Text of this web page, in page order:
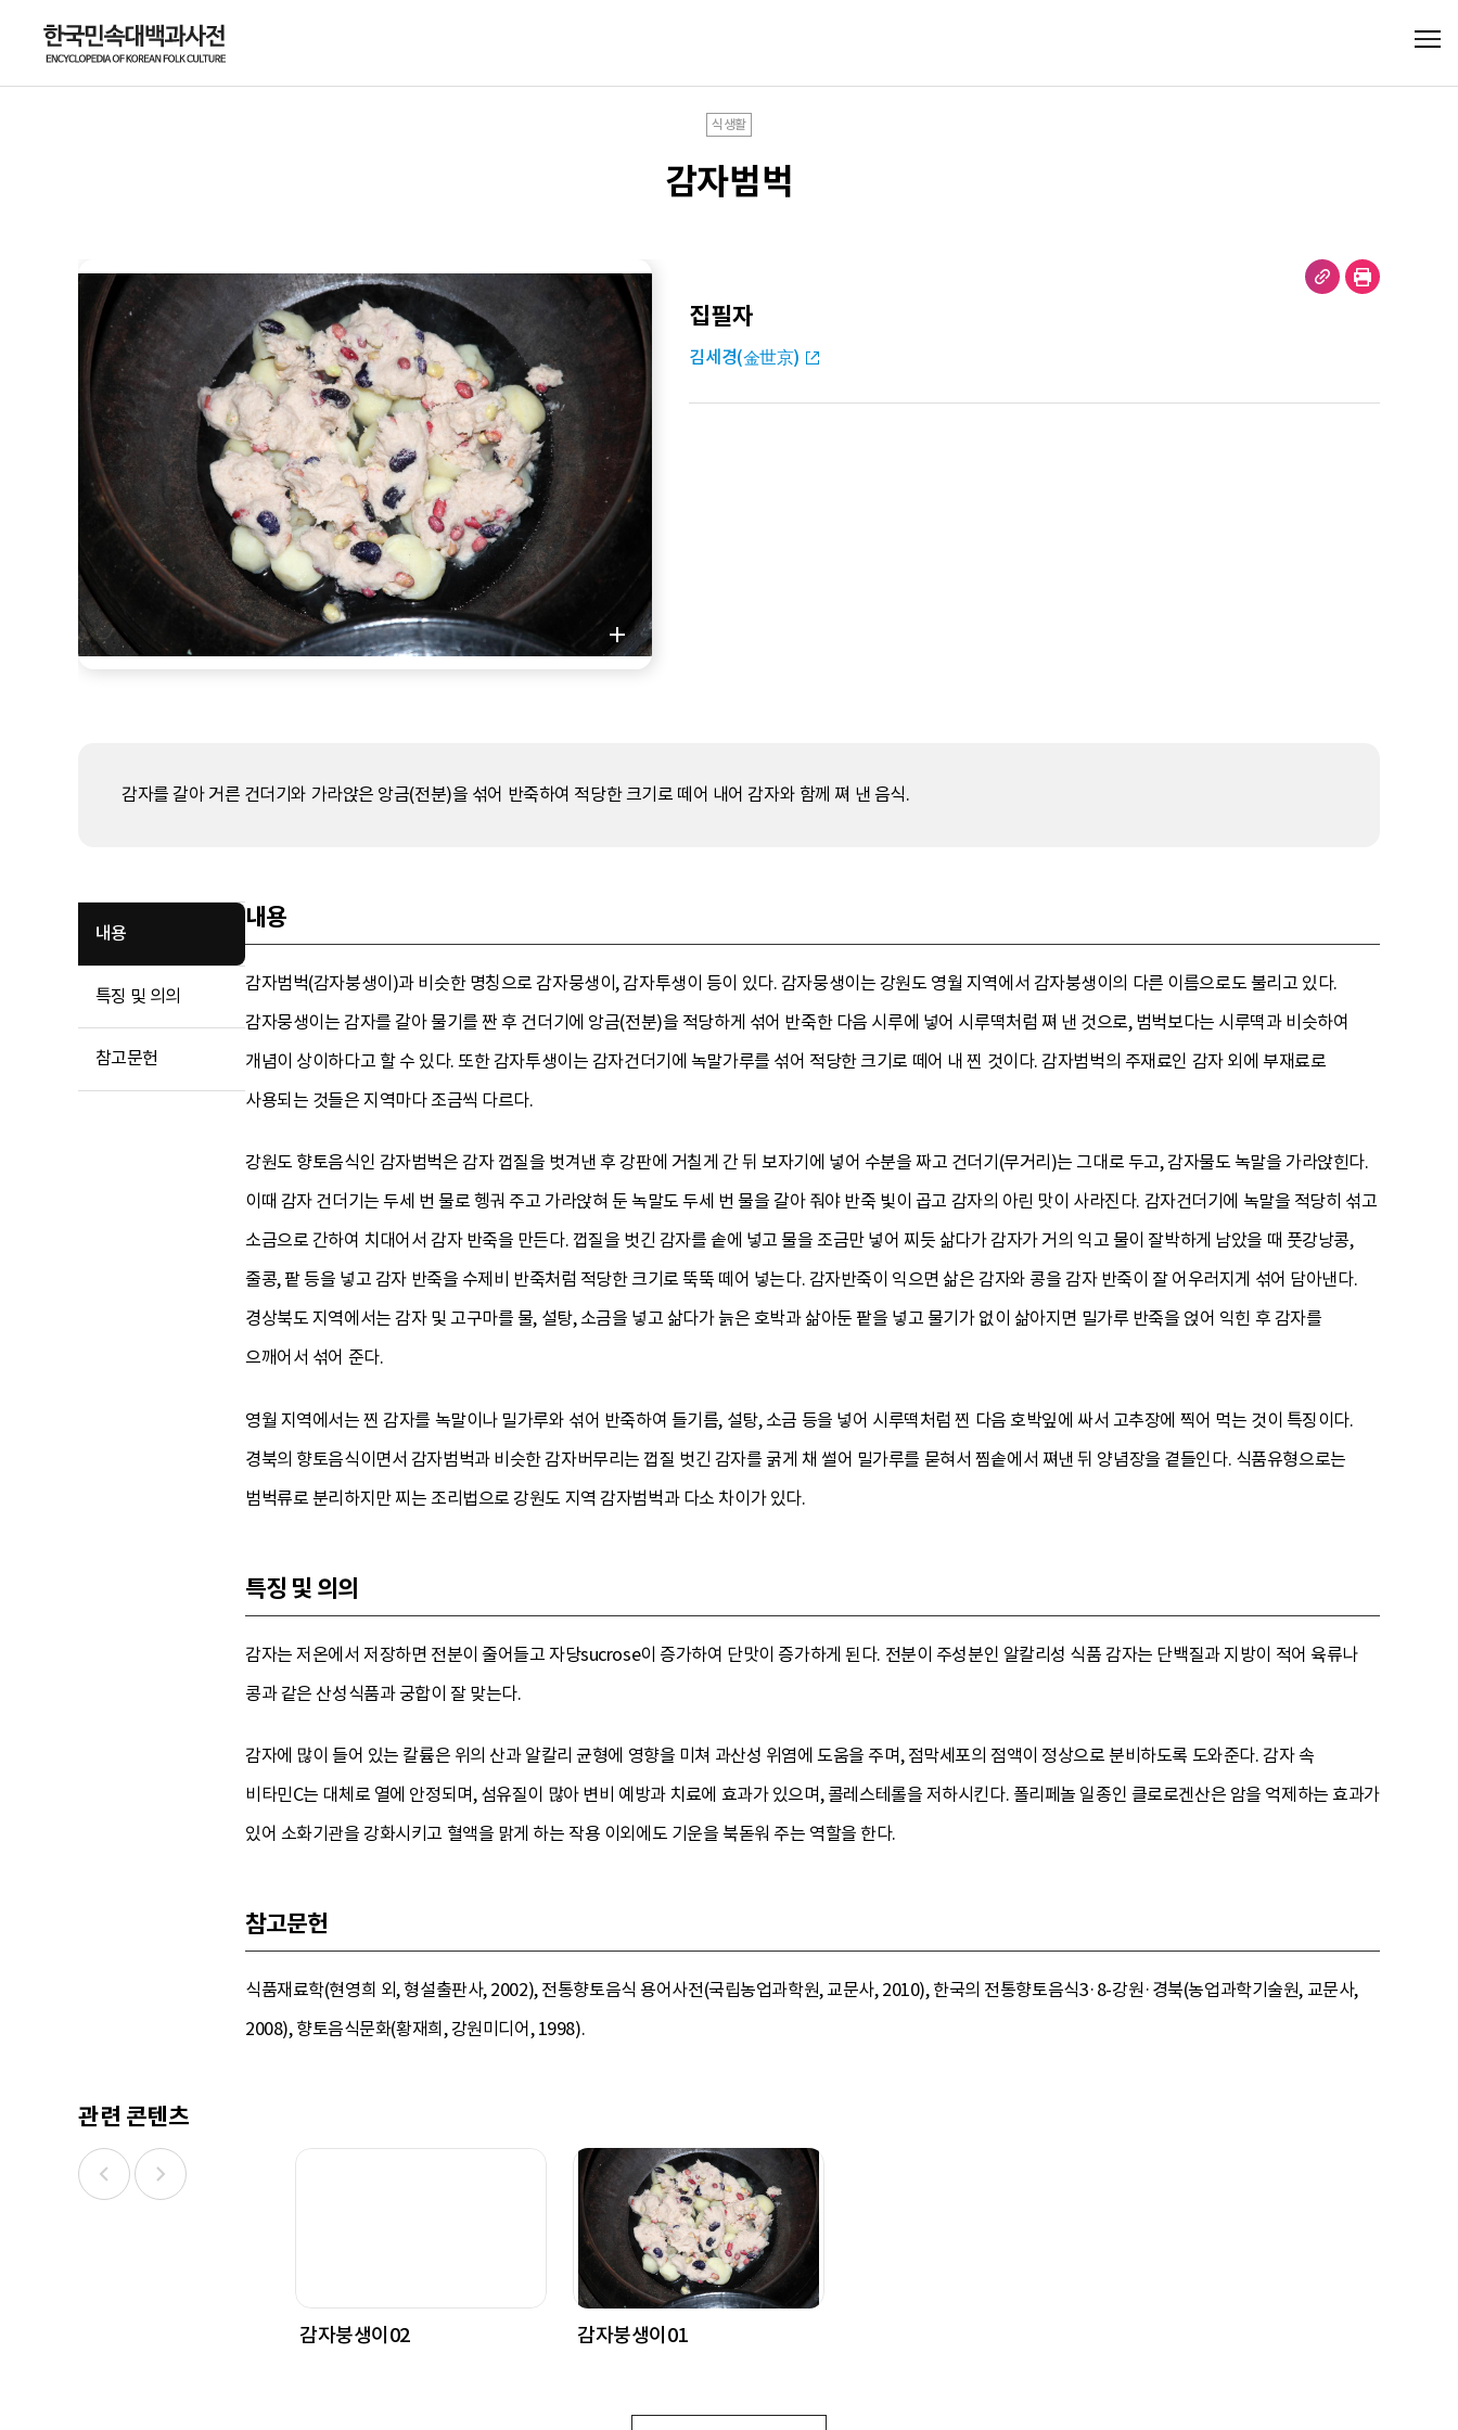
식생활
감자범벅
집필자
김세경(金世京)
감자를 갈아 거른 건더기와 가라앉은 앙금(전분)을 섞어 반죽하여 적당한 크기로 떼어 내어 감자와 함께 쪄 낸 음식.
내용
특징 및 의의
참고문헌
내용
감자범벅(감자붕생이)과 비슷한 명칭으로 감자뭉생이, 감자투생이 등이 있다. 감자뭉생이는 강원도 영월 지역에서 감자붕생이의 다른 이름으로도 불리고 있다.
감자뭉생이는 감자를 갈아 물기를 짠 후 건더기에 앙금(전분)을 적당하게 섞어 반죽한 다음 시루에 넣어 시루떡처럼 쪄 낸 것으로, 범벅보다는 시루떡과 비슷하여
개념이 상이하다고 할 수 있다. 또한 감자투생이는 감자건더기에 녹말가루를 섞어 적당한 크기로 떼어 내 찐 것이다. 감자범벅의 주재료인 감자 외에 부재료로
사용되는 것들은 지역마다 조금씩 다르다.
강원도 향토음식인 감자범벅은 감자 껍질을 벗겨낸 후 강판에 거칠게 간 뒤 보자기에 넣어 수분을 짜고 건더기(무거리)는 그대로 두고, 감자물도 녹말을 가라앉힌다.
이때 감자 건더기는 두세 번 물로 헹궈 주고 가라앉혀 둔 녹말도 두세 번 물을 갈아 줘야 반죽 빛이 곱고 감자의 아린 맛이 사라진다. 감자건더기에 녹말을 적당히 섞고
소금으로 간하여 치대어서 감자 반죽을 만든다. 껍질을 벗긴 감자를 솥에 넣고 물을 조금만 넣어 찌듯 삶다가 감자가 거의 익고 물이 잘박하게 남았을 때 풋강낭콩,
줄콩, 팥 등을 넣고 감자 반죽을 수제비 반죽처럼 적당한 크기로 뚝뚝 떼어 넣는다. 감자반죽이 익으면 삶은 감자와 콩을 감자 반죽이 잘 어우러지게 섞어 담아낸다.
경상북도 지역에서는 감자 및 고구마를 물, 설탕, 소금을 넣고 삶다가 늙은 호박과 삶아둔 팥을 넣고 물기가 없이 삶아지면 밀가루 반죽을 얹어 익힌 후 감자를
으깨어서 섞어 준다.
영월 지역에서는 찐 감자를 녹말이나 밀가루와 섞어 반죽하여 들기름, 설탕, 소금 등을 넣어 시루떡처럼 찐 다음 호박잎에 싸서 고추장에 찍어 먹는 것이 특징이다.
경북의 향토음식이면서 감자범벅과 비슷한 감자버무리는 껍질 벗긴 감자를 굵게 채 썰어 밀가루를 묻혀서 찜솥에서 쪄낸 뒤 양념장을 곁들인다. 식품유형으로는
범벅류로 분리하지만 찌는 조리법으로 강원도 지역 감자범벅과 다소 차이가 있다.
특징 및 의의
감자는 저온에서 저장하면 전분이 줄어들고 자당sucrose이 증가하여 단맛이 증가하게 된다. 전분이 주성분인 알칼리성 식품 감자는 단백질과 지방이 적어 육류나
콩과 같은 산성식품과 궁합이 잘 맞는다.
감자에 많이 들어 있는 칼륨은 위의 산과 알칼리 균형에 영향을 미쳐 과산성 위염에 도움을 주며, 점막세포의 점액이 정상으로 분비하도록 도와준다. 감자 속
비타민C는 대체로 열에 안정되며, 섬유질이 많아 변비 예방과 치료에 효과가 있으며, 콜레스테롤을 저하시킨다. 폴리페놀 일종인 클로로겐산은 암을 억제하는 효과가
있어 소화기관을 강화시키고 혈액을 맑게 하는 작용 이외에도 기운을 북돋워 주는 역할을 한다.
참고문헌
식품재료학(현영희 외, 형설출판사, 2002), 전통향토음식 용어사전(국립농업과학원, 교문사, 2010), 한국의 전통향토음식3·8-강원·경북(농업과학기술원, 교문사,
2008), 향토음식문화(황재희, 강원미디어, 1998).
관련 콘텐츠
감자붕생이02 감자붕생이01